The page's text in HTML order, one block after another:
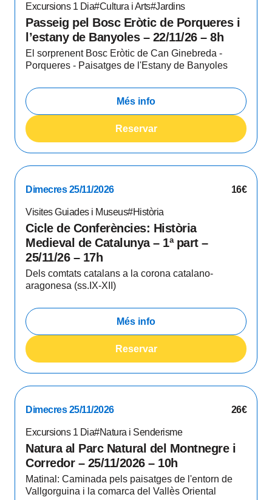
Excursions 1 Dia#Cultura i Arts#Jardins
Passeig pel Bosc Eròtic de Porqueres i
l’estany de Banyoles – 22/11/26 – 8h
El sorprenent Bosc Eròtic de Can Ginebreda -
Porqueres - Paisatges de l'Estany de Banyoles
Més info
Reservar
Dimecres 25/11/2026 16€
Visites Guiades i Museus#Història
Cicle de Conferències: Història
Medieval de Catalunya – 1ª part –
25/11/26 – 17h
Dels comtats catalans a la corona catalano-
aragonesa (ss.IX-XII)
Més info
Reservar
Dimecres 25/11/2026 26€
Excursions 1 Dia#Natura i Senderisme
Natura al Parc Natural del Montnegre i
Corredor – 25/11/2026 – 10h
Matinal: Caminada pels paisatges de l'entorn de
Vallgorguina i la comarca del Vallès Oriental